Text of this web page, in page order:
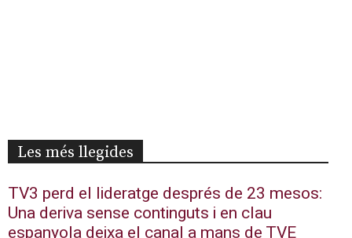
Les més llegides
TV3 perd el lideratge després de 23 mesos:
Una deriva sense continguts i en clau